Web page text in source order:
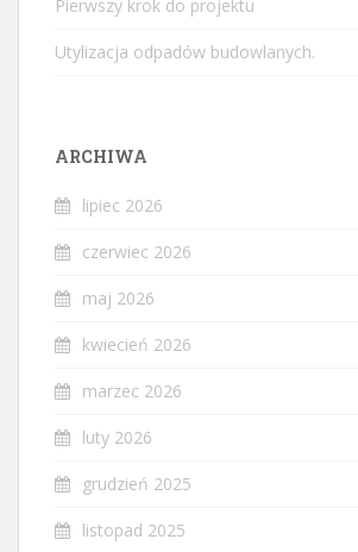
Pierwszy krok do projektu
Utylizacja odpadów budowlanych.
ARCHIWA
lipiec 2026
czerwiec 2026
maj 2026
kwiecień 2026
marzec 2026
luty 2026
grudzień 2025
listopad 2025